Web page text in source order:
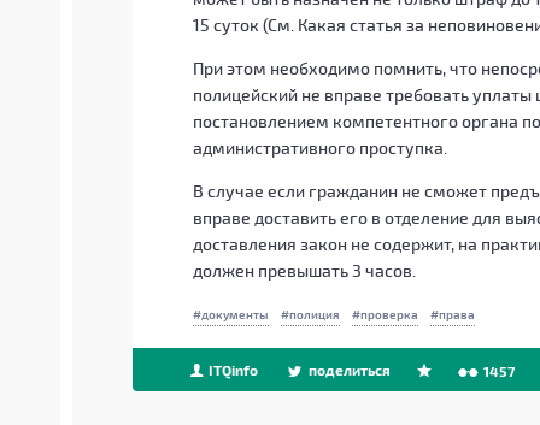
15 суток (См. Какая статья за
При этом необходимо помнить, что
полицейский не вправе требовать
постановлением компетентного органа
административного проступка.
В случае если гражданин не сможет
вправе доставить его в отделение для
доставления закон не содержит, на
должен превышать 3 часов.
документы полиция проверка права
ITQinfo поделиться 1457